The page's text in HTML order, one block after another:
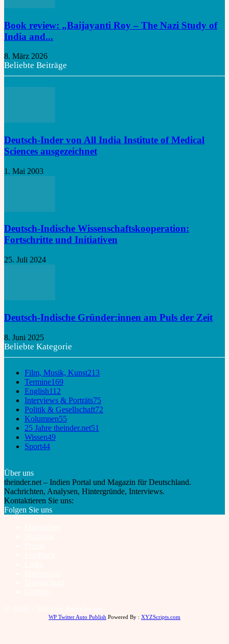
Book review: „Baijayanti Roy – The Nazi Study of
India and...
8. März 2026
Beliebte Beiträge
Deutsch-Inder von All India Institute of Medical
Sciences ausgezeichnet
1. Mai 2003
Deutsch-Indische Wissenschaftskooperation:
Fortschritte und Initiativen
25. Juli 2024
Deutsch-Indische Gründer:innen am Puls der Zeit
8. Juni 2025
Beliebte Kategorie
Film, Musik, Kunst213
Termine169
English112
Interviews & Porträts75
Politik & Gesellschaft72
Kolumnen55
25 Jahre theinder.net51
Wissen49
Sport44
Über uns
theinder.net – Indien Portal und Magazin für Deutschland.
Nachrichten, Analysen, Hintergründe, Interviews.
Kontaktieren Sie uns:
Folgen Sie uns
WP Twitter Auto Publish Powered By : XYZScripts.com